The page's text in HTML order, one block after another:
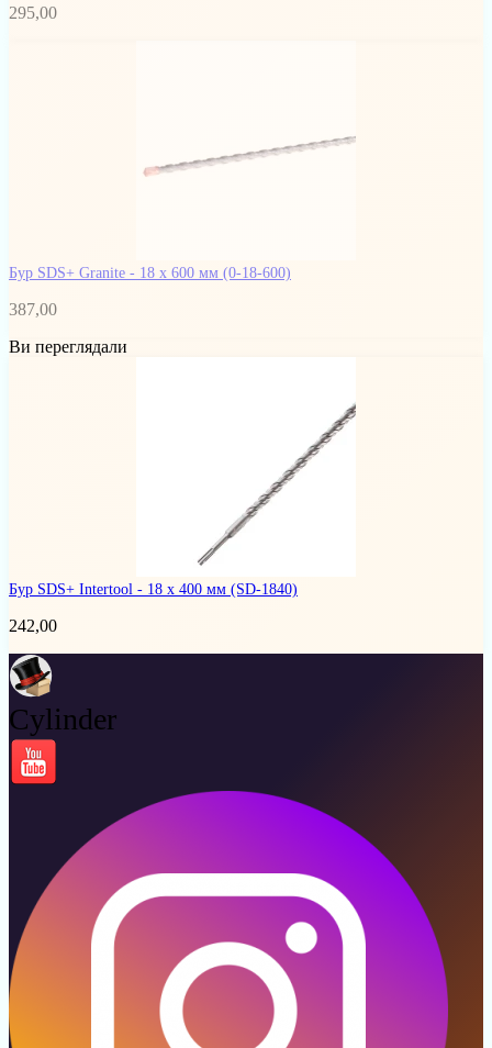
295,00
Бур SDS+ Granite - 18 х 600 мм (0-18-600)
387,00
Ви переглядали
Бур SDS+ Intertool - 18 х 400 мм (SD-1840)
242,00
Cylinder